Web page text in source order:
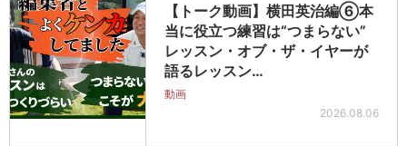
【トーク動画】横田英治編⑥本
当に役立つ練習は“つまらない”
レッスン・オブ・ザ・イヤーが
語るレッスン…
動画
2026.08.06